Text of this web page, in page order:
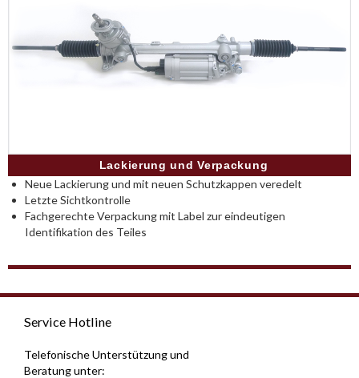
Lackierung und Verpackung
Neue Lackierung und mit neuen Schutzkappen veredelt
Letzte Sichtkontrolle
Fachgerechte Verpackung mit Label zur eindeutigen
Identifikation des Teiles
Service Hotline
Telefonische Unterstützung und
Beratung unter: